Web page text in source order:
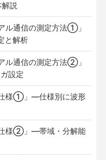
解説
ル通信の測定方法①」
と解析
ル通信の測定方法②」
設定
様①」—仕様別に波形
様②」—帯域・分解能